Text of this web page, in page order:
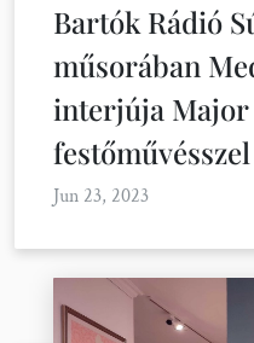
Bartók Rádió
műsorában
interjúja
Jun 23, 2023